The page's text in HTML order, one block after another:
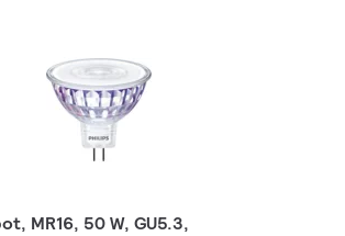
MR16, 50 W, GU5.3,